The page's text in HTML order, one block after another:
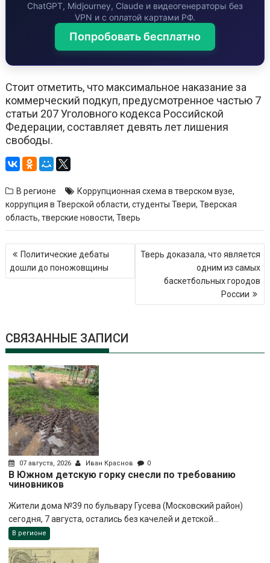
ChatGPT, Midjourney, Claude и видеогенераторы без
VPN и с оплатой картами РФ.
Попробовать бесплатно
Стоит отметить, что максимальное наказание за
коммерческий подкуп, предусмотренное частью 7
статьи 207 Уголовного кодекса Российской
Федерации, составляет девять лет лишения
свободы.
В регионе Коррупционная схема в тверском вузе,
коррупция в Тверской области,студенты Твери,Тверская
область,тверские новости,Тверь
Навигация
по
записям
Политические дебаты
дошли до поножовщины
Тверь доказала, что является
одним из самых
баскетбольных городов
России
СВЯЗАННЫЕ ЗАПИСИ
07 августа, 2026 Иван Краснов 0
В Южном детскую горку снесли по требованию
чиновников
Жители дома №39 по бульвару Гусева (Московский район)
сегодня, 7 августа, остались без качелей и детской...
В регионе